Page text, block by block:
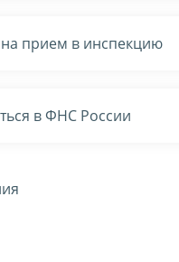
прием в инспекцию
в ФНС России